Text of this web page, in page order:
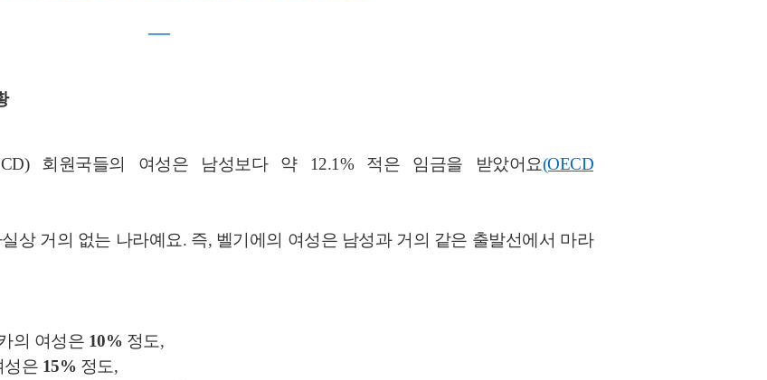
―
회원국들의 여성은 남성보다 약 12.1% 적은 임금을 받았어요(OECD
상 거의 없는 나라예요. 즉, 벨기에의 여성은 남성과 거의 같은 출발선에서 마라
의 여성은 10% 정도,
성은 15% 정도,